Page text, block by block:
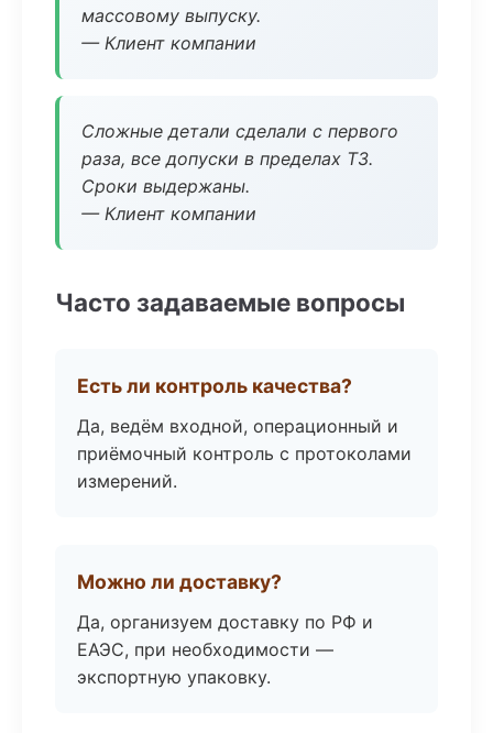
массовому выпуску.
— Клиент компании
Сложные детали сделали с первого
раза, все допуски в пределах ТЗ.
Сроки выдержаны.
— Клиент компании
Часто задаваемые вопросы
Есть ли контроль качества?
Да, ведём входной, операционный и
приёмочный контроль с протоколами
измерений.
Можно ли доставку?
Да, организуем доставку по РФ и
ЕАЭС, при необходимости —
экспортную упаковку.